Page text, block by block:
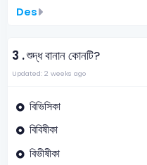
Des
3 .শুদ্ধ বানান কোনটি?
Updated: 2 weeks ago
বিভিসিকা
বিবিষীকা
বিভীষীকা